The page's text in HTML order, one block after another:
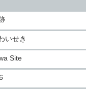
いせき
Site